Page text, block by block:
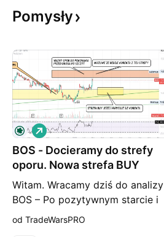
Pomysły
BOS - Docieramy do strefy
oporu. Nowa strefa BUY
Witam. Wracamy dziś do analizy
BOS – Po pozytywnym starcie i
pokonaniu malej strefy oporu,
L
o
n
od TradeWarsPRO